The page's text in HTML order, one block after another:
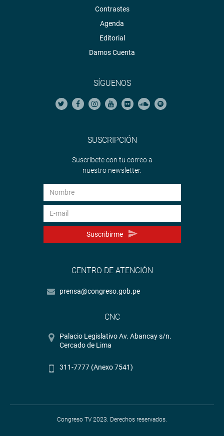
Contrastes
Agenda
Editorial
Damos Cuenta
SÍGUENOS
SUSCRIPCIÓN
Suscríbete con tu correo a
nuestro newsletter.
Suscribirme
CENTRO DE ATENCIÓN
prensa@congreso.gob.pe
CNC
Palacio Legislativo Av. Abancay s/n.
Cercado de Lima
311-7777 (Anexo 7541)
Congreso TV 2023. Derechos reservados.